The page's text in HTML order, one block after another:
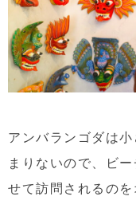
アンバランゴダは
まりないので、ビ
せて訪問されるのを